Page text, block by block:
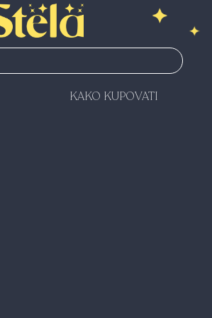
KAKO KUPOVATI